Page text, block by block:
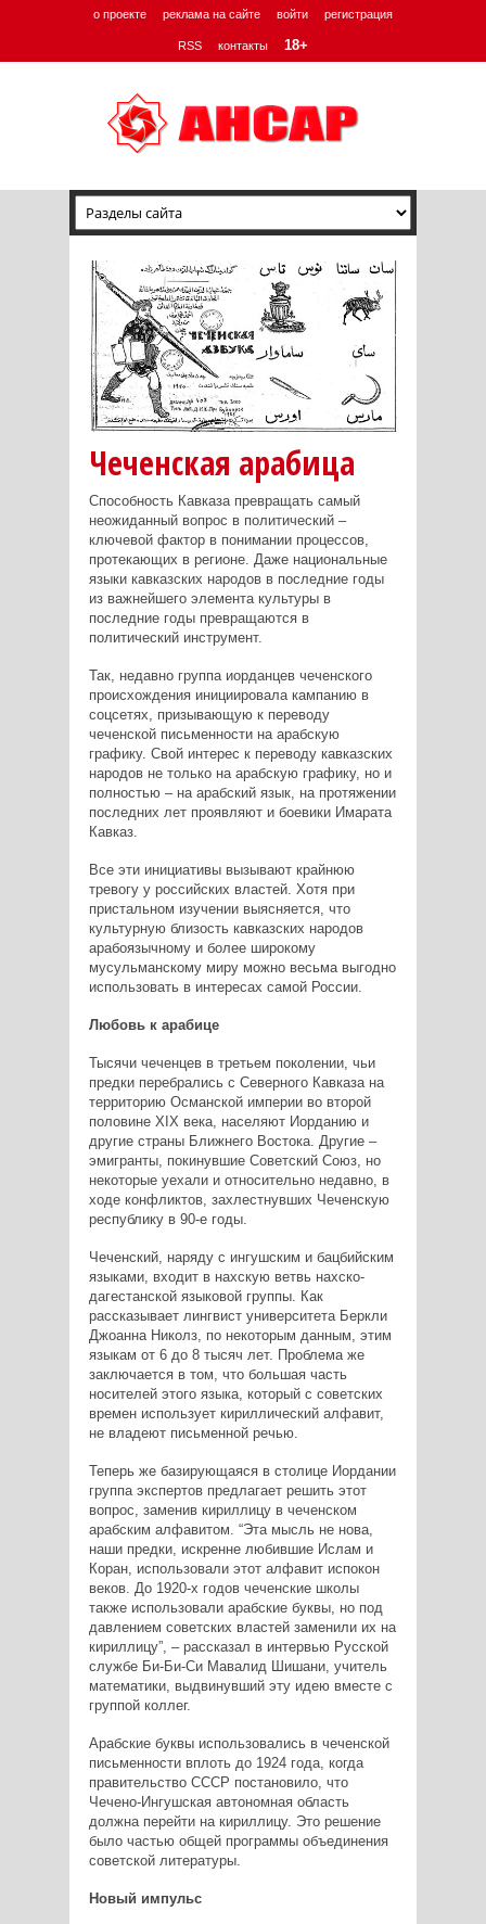
о проекте реклама на сайте войти регистрация
RSS контакты 18+
Чеченская арабица
Способность Кавказа превращать самый
неожиданный вопрос в политический –
ключевой фактор в понимании процессов,
протекающих в регионе. Даже национальные
языки кавказских народов в последние годы
из важнейшего элемента культуры в
последние годы превращаются в
политический инструмент.
Так, недавно группа иорданцев чеченского
происхождения инициировала кампанию в
соцсетях, призывающую к переводу
чеченской письменности на арабскую
графику. Свой интерес к переводу кавказских
народов не только на арабскую графику, но и
полностью – на арабский язык, на протяжении
последних лет проявляют и боевики Имарата
Кавказ.
Все эти инициативы вызывают крайнюю
тревогу у российских властей. Хотя при
пристальном изучении выясняется, что
культурную близость кавказских народов
арабоязычному и более широкому
мусульманскому миру можно весьма выгодно
использовать в интересах самой России.
Любовь к арабице
Тысячи чеченцев в третьем поколении, чьи
предки перебрались с Северного Кавказа на
территорию Османской империи во второй
половине XIX века, населяют Иорданию и
другие страны Ближнего Востока. Другие –
эмигранты, покинувшие Советский Союз, но
некоторые уехали и относительно недавно, в
ходе конфликтов, захлестнувших Чеченскую
республику в 90-е годы.
Чеченский, наряду с ингушским и бацбийским
языками, входит в нахскую ветвь нахско-
дагестанской языковой группы. Как
рассказывает лингвист университета Беркли
Джоанна Николз, по некоторым данным, этим
языкам от 6 до 8 тысяч лет. Проблема же
заключается в том, что большая часть
носителей этого языка, который с советских
времен использует кириллический алфавит,
не владеют письменной речью.
Теперь же базирующаяся в столице Иордании
группа экспертов предлагает решить этот
вопрос, заменив кириллицу в чеченском
арабским алфавитом. “Эта мысль не нова,
наши предки, искренне любившие Ислам и
Коран, использовали этот алфавит испокон
веков. До 1920-х годов чеченские школы
также использовали арабские буквы, но под
давлением советских властей заменили их на
кириллицу”, – рассказал в интервью Русской
службе Би-Би-Си Мавалид Шишани, учитель
математики, выдвинувший эту идею вместе с
группой коллег.
Арабские буквы использовались в чеченской
письменности вплоть до 1924 года, когда
правительство СССР постановило, что
Чечено-Ингушская автономная область
должна перейти на кириллицу. Это решение
было частью общей программы объединения
советской литературы.
Новый импульс